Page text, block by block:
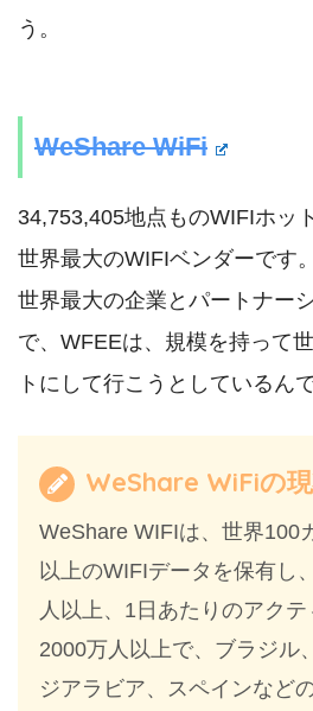
う。
WeShare WiFi
34,753,405地点ものWIFIホッ
世界最大のWIFIベンダーです。
世界最大の企業とパートナー
で、WFEEは、規模を持って
トにして行こうとしているん
WeShare WiFiの
WeShare WIFIは、世界100
以上のWIFIデータを保有し
人以上、1日あたりのアク
2000万人以上で、ブラジル
ジアラビア、スペインなど